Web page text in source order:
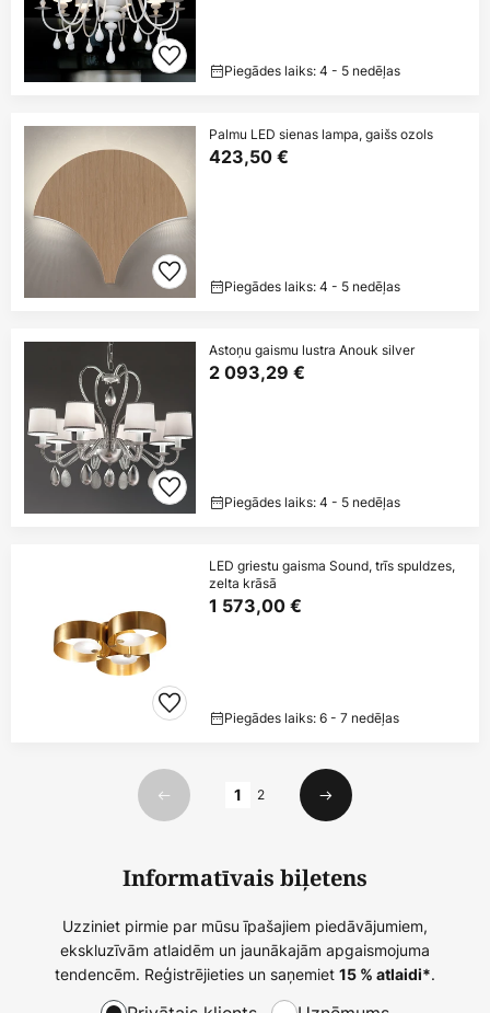
Piegādes laiks: 4 - 5 nedēļas
Palmu LED sienas lampa, gaišs ozols
423,50 €
Piegādes laiks: 4 - 5 nedēļas
Astoņu gaismu lustra Anouk silver
2 093,29 €
Piegādes laiks: 4 - 5 nedēļas
LED griestu gaisma Sound, trīs spuldzes,
zelta krāsā
1 573,00 €
Piegādes laiks: 6 - 7 nedēļas
Iepriekšējais
1 2
Nākamais
Informatīvais biļetens
Uzziniet pirmie par mūsu īpašajiem piedāvājumiem,
ekskluzīvām atlaidēm un jaunākajām apgaismojuma
tendencēm. Reģistrējieties un saņemiet 15 % atlaidi*.